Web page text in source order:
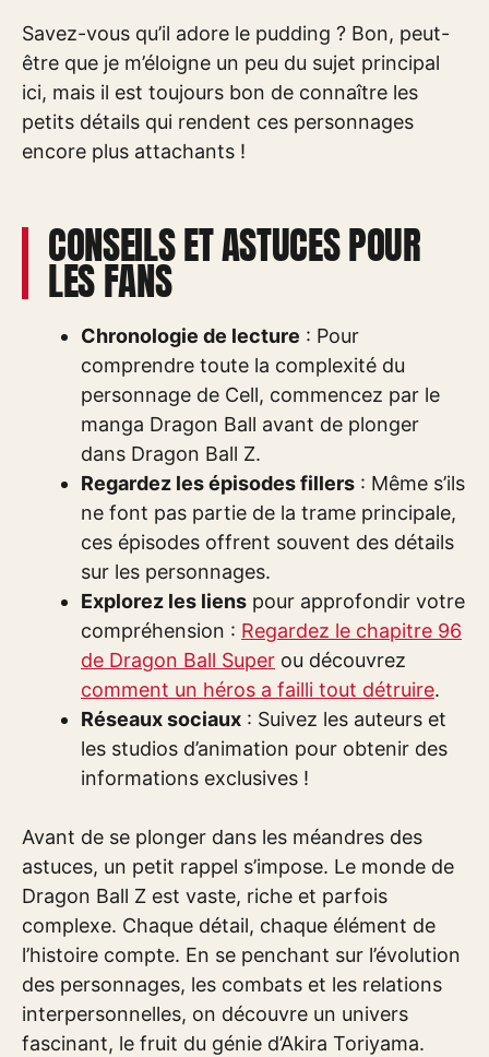
Savez-vous qu’il adore le pudding ? Bon, peut-
être que je m’éloigne un peu du sujet principal
ici, mais il est toujours bon de connaître les
petits détails qui rendent ces personnages
encore plus attachants !
CONSEILS ET ASTUCES POUR
LES FANS
Chronologie de lecture : Pour
comprendre toute la complexité du
personnage de Cell, commencez par le
manga Dragon Ball avant de plonger
dans Dragon Ball Z.
Regardez les épisodes fillers : Même s’ils
ne font pas partie de la trame principale,
ces épisodes offrent souvent des détails
sur les personnages.
Explorez les liens pour approfondir votre
compréhension : Regardez le chapitre 96
de Dragon Ball Super ou découvrez
comment un héros a failli tout détruire.
Réseaux sociaux : Suivez les auteurs et
les studios d’animation pour obtenir des
informations exclusives !
Avant de se plonger dans les méandres des
astuces, un petit rappel s’impose. Le monde de
Dragon Ball Z est vaste, riche et parfois
complexe. Chaque détail, chaque élément de
l’histoire compte. En se penchant sur l’évolution
des personnages, les combats et les relations
interpersonnelles, on découvre un univers
fascinant, le fruit du génie d’Akira Toriyama.